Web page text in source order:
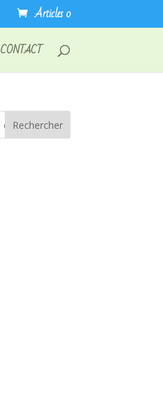
Articles 0
CONTACT
Rechercher